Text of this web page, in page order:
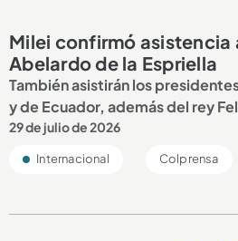
Milei confirmó asistencia
Abelardo de la Espriella
También asistirán los
y de Ecuador, además del rey
29 de julio de 2026
Internacional Colprensa